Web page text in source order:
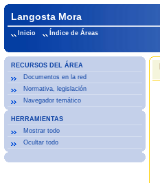
Langosta Mora
Inicio Índice de Áreas
RECURSOS DEL ÁREA
Documentos en la red
Normativa, legislación
Navegador temático
HERRAMIENTAS
Mostrar todo
Ocultar todo